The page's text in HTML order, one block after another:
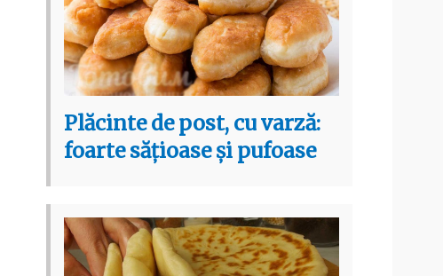
Plăcinte de post, cu varză:
foarte sățioase și pufoase